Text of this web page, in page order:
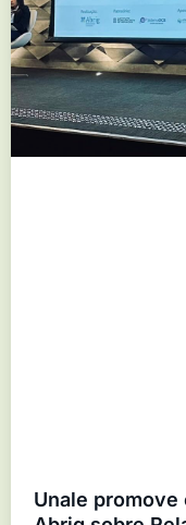
Unale promove